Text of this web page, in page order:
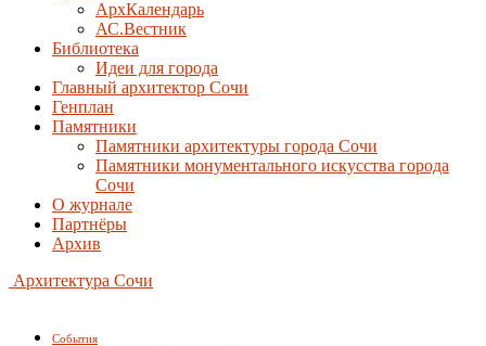
АрхКалендарь
АС.Вестник
Библиотека
Идеи для города
Главный архитектор Сочи
Генплан
Памятники
Памятники архитектуры города Сочи
Памятники монументального искусства города
Сочи
О журнале
Партнёры
Архив
Архитектура Сочи
События